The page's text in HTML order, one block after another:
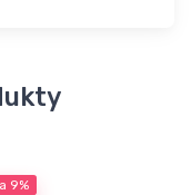
9%